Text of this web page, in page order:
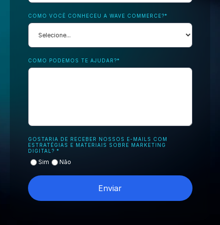
COMO VOCÊ CONHECEU A WAVE COMMERCE?*
COMO PODEMOS TE AJUDAR?*
GOSTARIA DE RECEBER NOSSOS E-MAILS COM
ESTRATÉGIAS E MATERIAIS SOBRE MARKETING
DIGITAL? *
Sim Não
Enviar